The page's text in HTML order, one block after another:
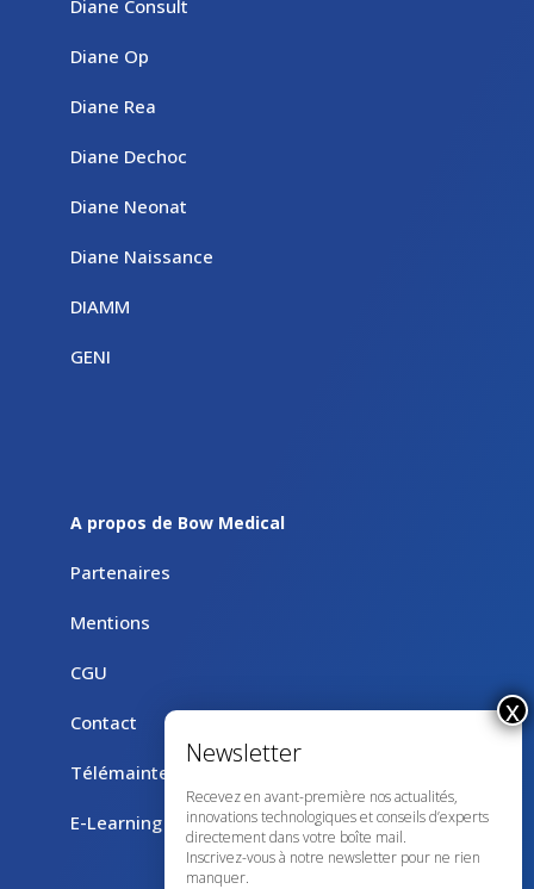
Diane Consult
Diane Op
Diane Rea
Diane Dechoc
Diane Neonat
Diane Naissance
DIAMM
GENI
A propos de Bow Medical
Partenaires
Mentions
CGU
Contact
Télémaintenance avec TeamViewer
E-Learning
Recevez en avant-première nos actualités,
innovations technologiques et conseils d’experts
directement dans votre boîte mail.
Inscrivez-vous à notre newsletter pour ne rien
manquer.